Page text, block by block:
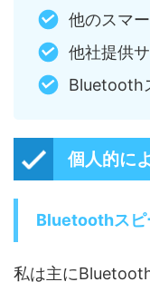
他のスマ
他社提供
Bluetooth
個人的に
Bluetoothスピ
私は主に